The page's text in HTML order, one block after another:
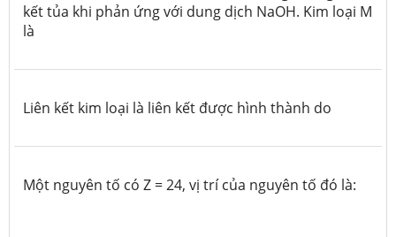
kết tủa khi phản ứng với dung dịch NaOH. Kim loại M
là
Liên kết kim loại là liên kết được hình thành do
Một nguyên tố có Z = 24, vị trí của nguyên tố đó là: